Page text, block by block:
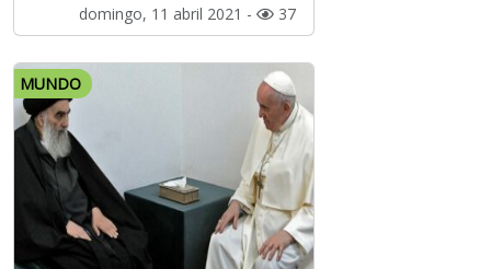
domingo, 11 abril 2021 - 37
MUNDO